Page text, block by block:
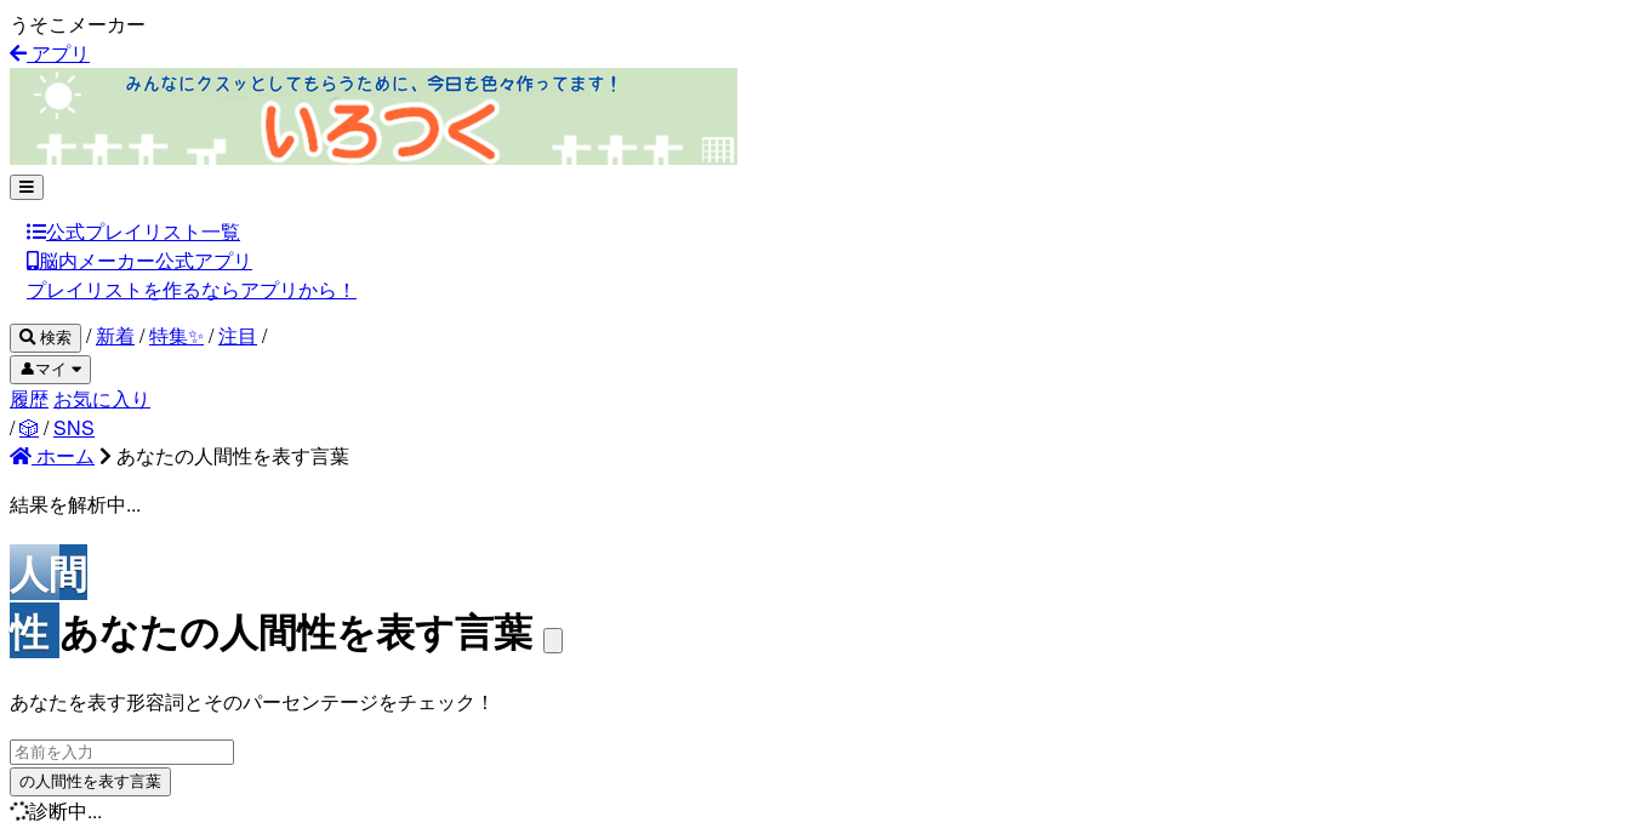
うそこメーカー
アプリ
公式プレイリスト一覧
脳内メーカー公式アプリ
プレイリストを作るならアプリから！
検索 / 新着/特集✨ /注目 /
👤マイ
履歴 お気に入り
/🎲 /SNS
ホーム
あなたの人間性を表す言葉
結果を解析中...
人間
性 あなたの人間性を表す言葉
あなたを表す形容詞とそのパーセンテージをチェック！
の人間性を表す言葉
診断中...